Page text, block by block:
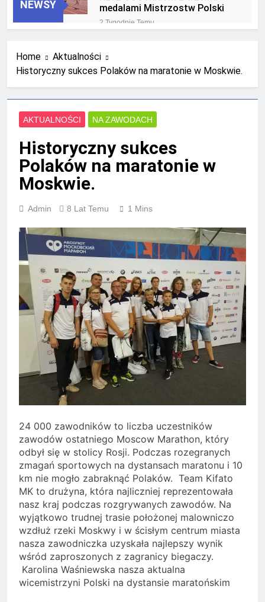
NEWSY
medalami Mistrzostw Polski
2 Tygodnie Temu
mistrzostw Polski U23 w
Krakowie
4 Tygodnie Temu
Home
Aktualności
Historyczny sukces Polaków na maratonie w Moskwie.
AKTUALNOŚCI NA ZAWODACH
Historyczny sukces
Polaków na maratonie w
Moskwie.
Admin 8 Lat Temu 1 Mins
24 000 zawodników to liczba uczestników
zawodów ostatniego Moscow Marathon, który
odbył się w stolicy Rosji. Podczas rozegranych
zmagań sportowych na dystansach maratonu i 10
km nie mogło zabraknąć Polaków. Team Kifato
MK to drużyna, która najliczniej reprezentowała
nasz kraj podczas rozgrywanych zawodów. Na
wyjątkowo trudnej trasie położonej malowniczo
wzdłuż rzeki Moskwy i w ścisłym centrum miasta
nasza zawodniczka uzyskała najlepszy wynik
wśród zaproszonych z zagranicy biegaczy.
Karolina Waśniewska nasza aktualna
wicemistrzyni Polski na dystansie maratońskim